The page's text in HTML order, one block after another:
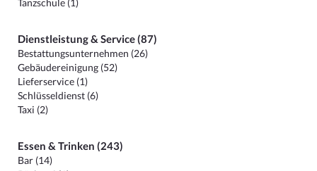
Tanzschule (1)
Dienstleistung & Service (87)
Bestattungsunternehmen (26)
Gebäudereinigung (52)
Lieferservice (1)
Schlüsseldienst (6)
Taxi (2)
Essen & Trinken (243)
Bar (14)